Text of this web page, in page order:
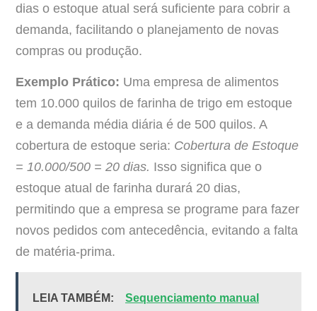
dias o estoque atual será suficiente para cobrir a
demanda, facilitando o planejamento de novas
compras ou produção.
Exemplo Prático: Uma empresa de alimentos
tem 10.000 quilos de farinha de trigo em estoque
e a demanda média diária é de 500 quilos. A
cobertura de estoque seria: Cobertura de Estoque
= 10.000/500 = 20 dias. Isso significa que o
estoque atual de farinha durará 20 dias,
permitindo que a empresa se programe para fazer
novos pedidos com antecedência, evitando a falta
de matéria-prima.
LEIA TAMBÉM:
Sequenciamento manual